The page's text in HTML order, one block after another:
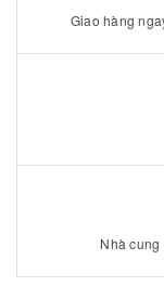
Giao hàng
Nhà